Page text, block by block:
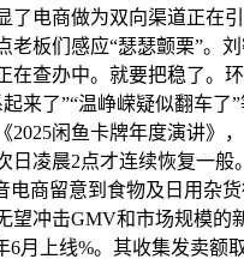
了电商做为双向渠道正在
老板们感应“瑟瑟颤栗”。
在查办中。就要把稳了。
来了”“温峥嵘疑似翻车
2025闲鱼卡牌年度演讲》
日凌晨2点才连续恢复一
电商留意到食物及日用杂
望冲击GMV和市场规模的
6月上线%。其收集发卖